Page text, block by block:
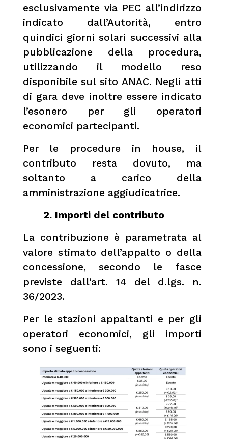
esclusivamente via PEC all’indirizzo
indicato dall’Autorità, entro
quindici giorni solari successivi alla
pubblicazione della procedura,
utilizzando il modello reso
disponibile sul sito ANAC. Negli atti
di gara deve inoltre essere indicato
l’esonero per gli operatori
economici partecipanti.
Per le procedure in house, il
contributo resta dovuto, ma
soltanto a carico della
amministrazione aggiudicatrice.
2. Importi del contributo
La contribuzione è parametrata al
valore stimato dell’appalto o della
concessione, secondo le fasce
previste dall’art. 14 del d.lgs. n.
36/2023.
Per le stazioni appaltanti e per gli
operatori economici, gli importi
sono i seguenti: